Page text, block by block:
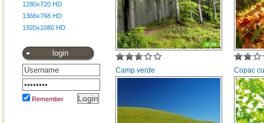
1280x720 HD
1366x768 HD
1920x1080 HD
login
Remember
Camp verde Copac